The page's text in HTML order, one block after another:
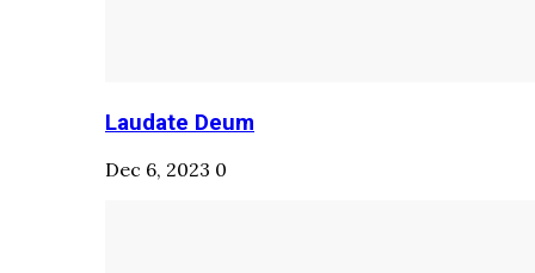
Laudate Deum
Dec 6, 2023 0